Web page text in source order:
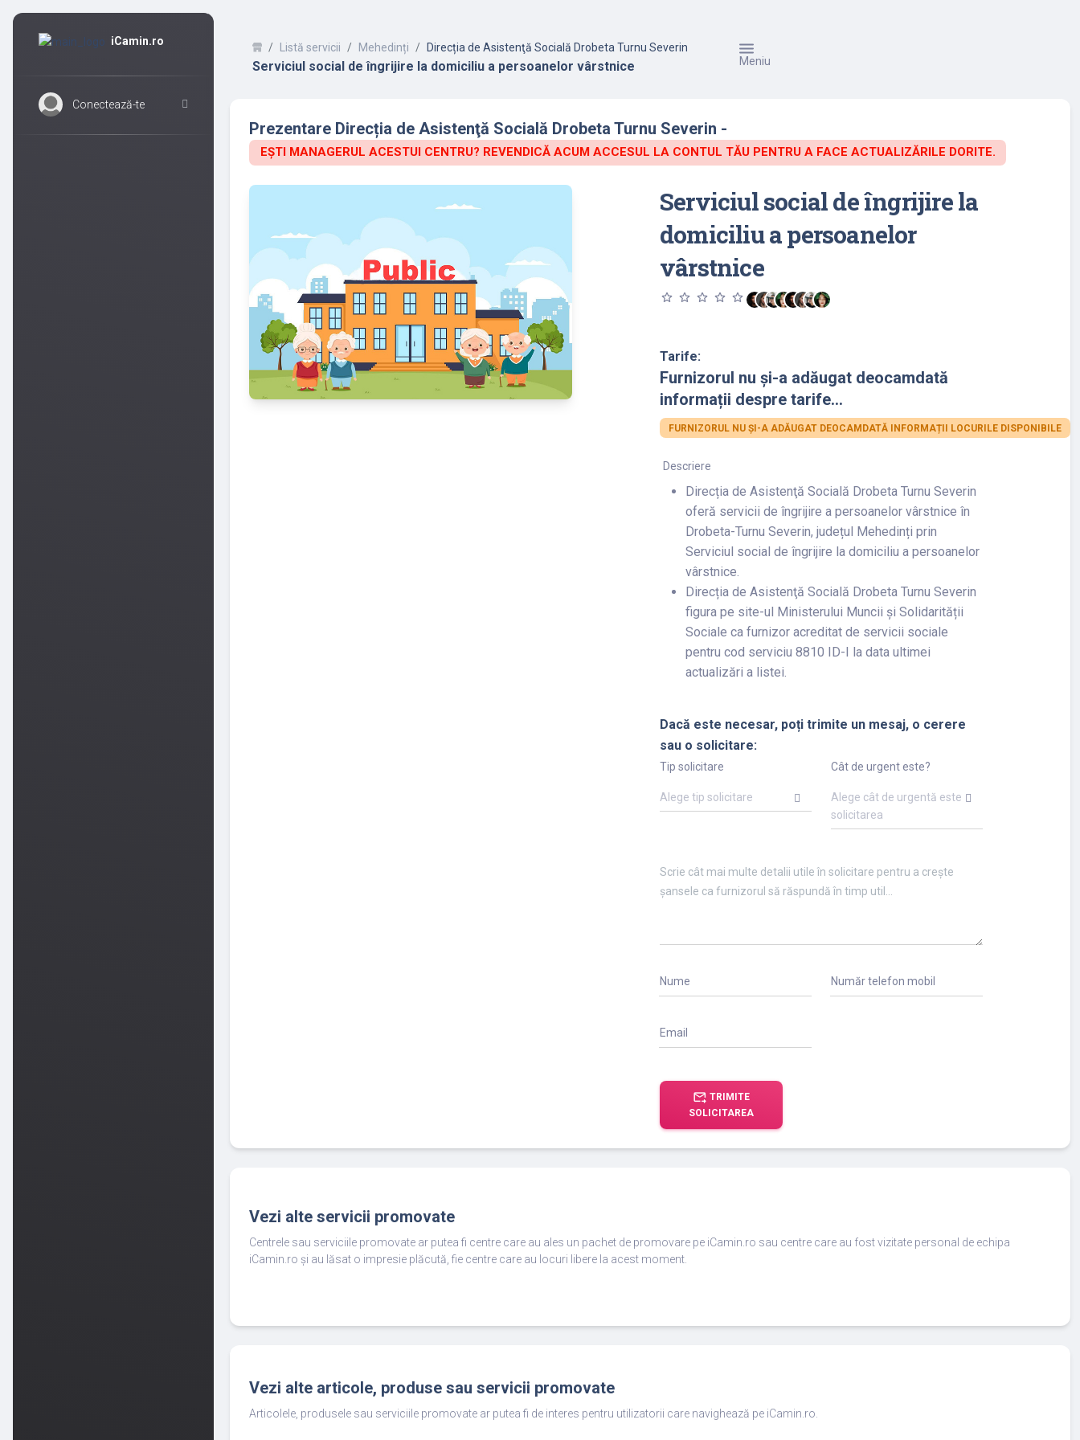
iCamin.ro
Conectează-te
Listă servicii Mehedinți Direcția de Asistenţă Socială Drobeta Turnu Severin
Serviciul social de îngrijire la domiciliu a persoanelor vârstnice Meniu
Prezentare Direcția de Asistenţă Socială Drobeta Turnu Severin -
EȘTI MANAGERUL ACESTUI CENTRU? REVENDICĂ ACUM ACCESUL LA CONTUL TĂU PENTRU A FACE ACTUALIZĂRILE DORITE.
Serviciul social de îngrijire la
domiciliu a persoanelor
vârstnice
star_outline star_outline star_outline star_outline star_outline
Tarife:
Furnizorul nu și-a adăugat deocamdată
informații despre tarife...
FURNIZORUL NU ȘI-A ADĂUGAT DEOCAMDATĂ INFORMAȚII LOCURILE DISPONIBILE
Descriere
Direcția de Asistenţă Socială Drobeta Turnu Severin
oferă servicii de îngrijire a persoanelor vârstnice în
Drobeta-Turnu Severin, județul Mehedinți prin
Serviciul social de îngrijire la domiciliu a persoanelor
vârstnice.
Direcția de Asistenţă Socială Drobeta Turnu Severin
figura pe site-ul Ministerului Muncii și Solidarității
Sociale ca furnizor acreditat de servicii sociale
pentru cod serviciu 8810 ID-I la data ultimei
actualizări a listei.
Dacă este necesar, poți trimite un mesaj, o cerere
sau o solicitare:
Tip solicitare
Alege tip solicitare
Cât de urgent este?
Alege cât de urgentă este
solicitarea
Nume Număr telefon mobil
Email
forward_to_inbox TRIMITE
SOLICITAREA
Vezi alte servicii promovate
Centrele sau serviciile promovate ar putea fi centre care au ales un pachet de promovare pe iCamin.ro sau centre care au fost vizitate personal de echipa
iCamin.ro și au lăsat o impresie plăcută, fie centre care au locuri libere la acest moment.
Vezi alte articole, produse sau servicii promovate
Articolele, produsele sau serviciile promovate ar putea fi de interes pentru utilizatorii care navighează pe iCamin.ro.